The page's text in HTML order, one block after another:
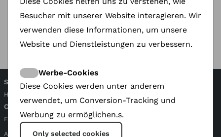
support here on ShareDoc
VRT Canvas 16 July
SHAREDOC
Home
COMPANY
FAQ Terms and ConditionsContactPrivacy Statement
ANBI
Besucher mit unserer Website interagieren. Wir
verwenden diese Informationen, um unsere
Website und Dienstleistungen zu verbessern.
Werbe-Cookies
Diese Cookies werden unter anderem
verwendet, um Conversion-Tracking und
Werbung zu ermöglichen.s.
Only selected cookies